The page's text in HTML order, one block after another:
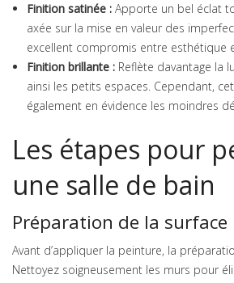
Finition satinée :Apporte un bel éclat
axée sur la mise en valeur des
excellent compromis entre esthétique
Finition brillante :Reflète davantage la
ainsi les petits espaces. Cependant,
également en évidence les moindres
Les étapes pour
une salle de bain
Préparation de la surface
Avant d’appliquer la peinture, la
Nettoyez soigneusement les murs pour